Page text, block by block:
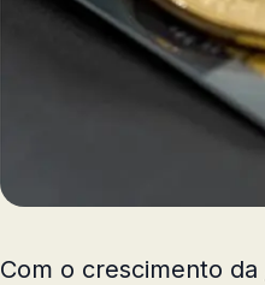
Com o crescimento da